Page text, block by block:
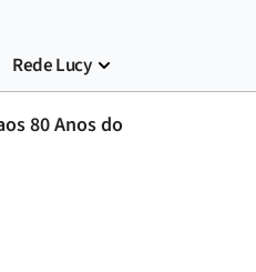
Rede Lucy
80 Anos do